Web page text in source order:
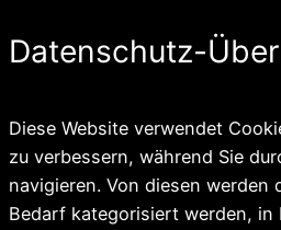
Datenschutz-
Diese Website verwendet
zu verbessern, während Sie
navigieren. Von diesen werden
Bedarf kategorisiert werden, in